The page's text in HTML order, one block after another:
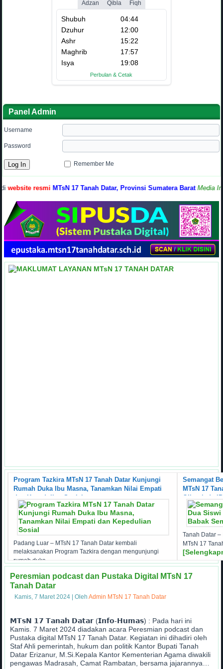
Panel Admin
Username
Password
Remember Me
resmi MTsN 17 Tanah Datar, Provinsi Sumatera Barat Media
Program Tazkira MTsN 17 Tanah Datar Kunjungi
Rumah Duka Ibu Masna, Tanamkan Nilai Empati
dan Kepedulian Sosial
Padang Luar – MTsN 17 Tanah Datar kembali
melaksanakan Program Tazkira dengan mengunjungi
rumah duka
[Selengkapnya...]
Semangat
MTsN 17
Olimpiade
Tanah Datar
MTsN 17
Peresmian podcast dan Pustaka Digital MTsN 17
Tanah Datar
Kamis, 7 Maret 2024 |Oleh Admin MTsN 17 Tanah Datar
𝗠𝗧𝘀𝗡 𝟭𝟳 𝗧𝗮𝗻𝗮𝗵 𝗗𝗮𝘁𝗮𝗿 (𝗜𝗻𝗳𝗼-𝗛𝘂𝗺𝗮𝘀) : Pada hari ini
Kamis. 7 Maret 2024 diadakan acara Peresmian podcast dan
Pustaka digital MTsN 17 Tanah Datar. Kegiatan ini dihadiri oleh
Staf Ahli pemerintah, hukum dan politik Kantor Bupati Tanah
Datar Erizanur, M.Si.Kepala Kantor Kementerian Agama diwakili
pengawas Madrasah, Camat Rambatan, bersama jajarannya…